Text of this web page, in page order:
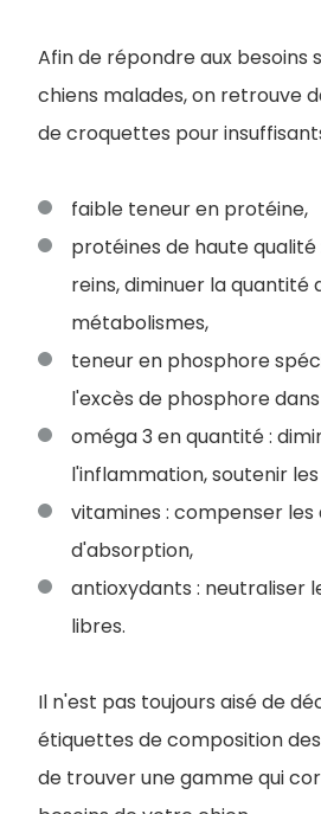
Afin de répondre aux besoins
chiens malades, on retrouve
de croquettes pour
faible teneur en protéine,
protéines de haute qualité
reins, diminuer la quantité
métabolismes,
teneur en phosphore
l'excès de phosphore
oméga 3 en quantité :
l'inflammation, soutenir
vitamines : compenser les
d'absorption,
antioxydants : neutraliser
libres.
Il n'est pas toujours aisé de
étiquettes de composition
de trouver une gamme qui